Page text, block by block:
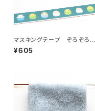
マスキングテープ ぞろぞろセ
キセイインコ
¥605